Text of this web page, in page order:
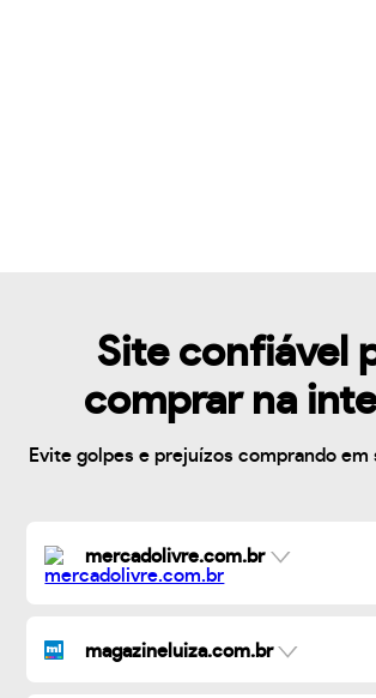
Site confiável
comprar na
Evite golpes e prejuízos comprando
mercadolivre.com.br
magazineluiza.com.br